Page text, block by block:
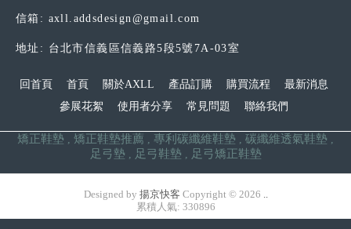
信箱: axll.addsdesign@gmail.com
地址: 台北市信義區信義路5段5號7A-03室
回首頁 首頁 關於AXLL 產品訂購 購買流程
最新消息
參展花絮
使用者分享 常見問題 聯絡我們
矯正鞋墊 矯正鞋墊推薦 專利碳纖維鞋墊
碳纖維透氣鞋墊
足弓墊
足弓鞋墊 足弓矯正鞋墊
Designed by 揚京快客 Copyright © 2026
累積人氣: 330896